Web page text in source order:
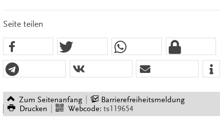
Seite teilen
Zum Seitenanfang
Barrierefreiheitsmeldung
Drucken
Webcode: ts119654